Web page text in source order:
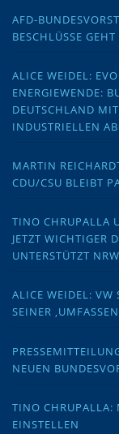
AFD-
BESCHLÜSSE
ALICE WEIDEL:
ENERGIEWENDE:
DEUTSCHLAND
INDUSTRIELLEN
MARTIN
CDU/CSU BLEIBT
TINO CHRUPALLA
JETZT WICHTIGER
UNTERSTÜTZT
ALICE WEIDEL: VW
SEINER
NEUEN
TINO CHRUPALLA:
EINSTELLEN